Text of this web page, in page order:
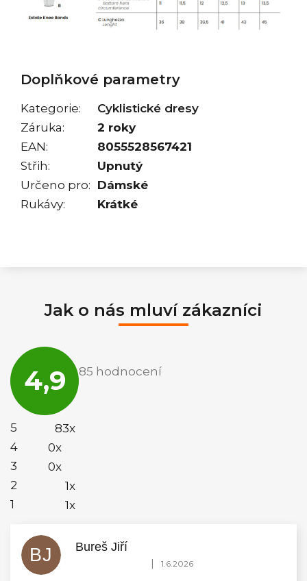
Doplňkové parametry
Kategorie:
Cyklistické dresy
Záruka:
2 roky
EAN:
8055528567421
Střih:
Upnutý
Určeno pro: Dámské
Rukávy: Krátké
Jak o nás mluví zákazníci
4,9
obchodu
je
85 hodnocení
5
83x
4
0x
3
0x
2
1x
1
1x
BJ Bureš Jiří
Hodnocení obchodu je 5 z 5 hvězdiček.
| 1.6.2026